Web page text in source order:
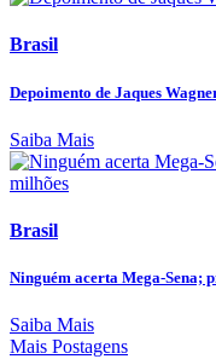
Brasil
Depoimento de Jaques
Saiba Mais
Brasil
Ninguém acerta Mega-Sena;
Saiba Mais
Mais Postagens